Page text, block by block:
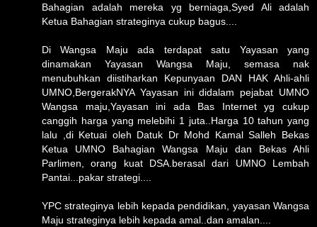
Bahagian adalah mereka yg berniaga,Syed Ali adalah
Ketua Bahagian strateginya cukup bagus....
Di Wangsa Maju ada terdapat satu Yayasan yang
dinamakan Yayasan Wangsa Maju, semasa nak
menubuhkan diistiharkan Kepunyaan DAN HAK Ahli-ahli
UMNO,BergerakNYA Yayasan ini didalam pejabat UMNO
Wangsa maju,Yayasan ini ada Bas Internet yg cukup
canggih harga yang melebihi 1 juta..Harga 10 tahun yang
lalu ,di Ketuai oleh Datuk Dr Mohd Kamal Salleh Bekas
Ketua UMNO Bahagian Wangsa Maju dan Bekas Ahli
Parlimen, orang kuat DSA.berasal dari UMNO Lembah
Pantai...pakar strategi....
YPC strateginya lebih kepada pendidikan, yayasan Wangsa
Maju strateginya lebih kepada amal..dan amalan....